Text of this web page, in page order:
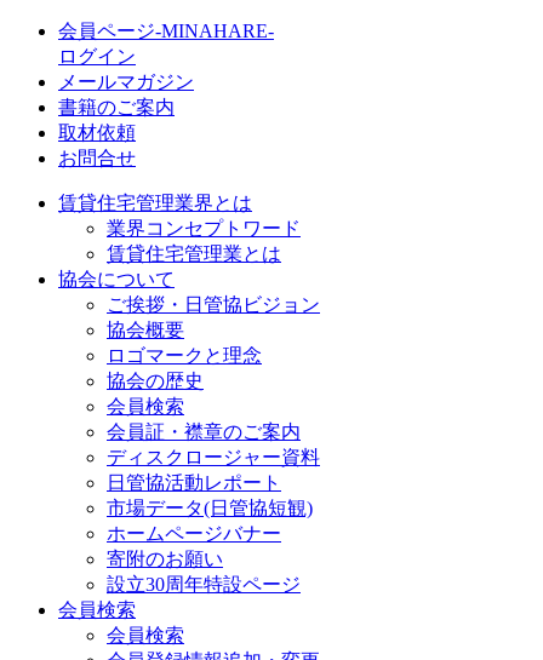
会員ページ-MINAHARE-
ログイン
メールマガジン
書籍のご案内
取材依頼
お問合せ
賃貸住宅管理業界とは
業界コンセプトワード
賃貸住宅管理業とは
協会について
ご挨拶・日管協ビジョン
協会概要
ロゴマークと理念
協会の歴史
会員検索
会員証・襟章のご案内
ディスクロージャー資料
日管協活動レポート
市場データ(日管協短観)
ホームページバナー
寄附のお願い
設立30周年特設ページ
会員検索
会員検索